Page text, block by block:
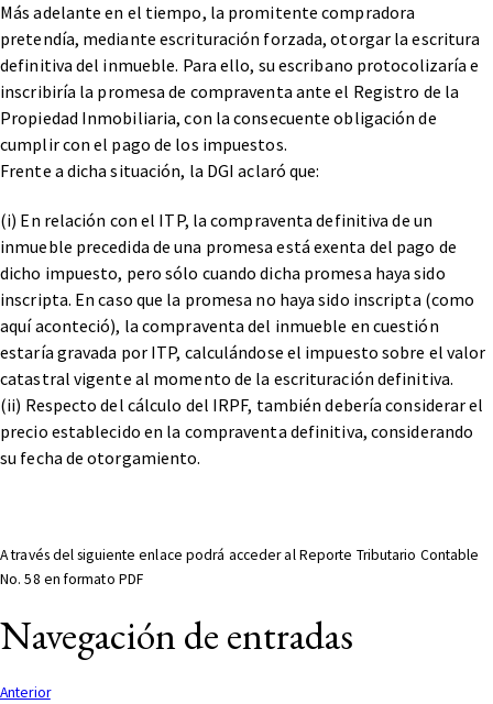
Más adelante en el tiempo, la promitente compradora
pretendía, mediante escrituración forzada, otorgar la escritura
definitiva del inmueble. Para ello, su escribano protocolizaría e
inscribiría la promesa de compraventa ante el Registro de la
Propiedad Inmobiliaria, con la consecuente obligación de
cumplir con el pago de los impuestos.
Frente a dicha situación, la DGI aclaró que:
(i) En relación con el ITP, la compraventa definitiva de un
inmueble precedida de una promesa está exenta del pago de
dicho impuesto, pero sólo cuando dicha promesa haya sido
inscripta. En caso que la promesa no haya sido inscripta (como
aquí aconteció), la compraventa del inmueble en cuestión
estaría gravada por ITP, calculándose el impuesto sobre el valor
catastral vigente al momento de la escrituración definitiva.
(ii) Respecto del cálculo del IRPF, también debería considerar el
precio establecido en la compraventa definitiva, considerando
su fecha de otorgamiento.
A través del siguiente enlace podrá acceder al Reporte Tributario Contable
No. 58 en formato PDF
Navegación de entradas
Anterior